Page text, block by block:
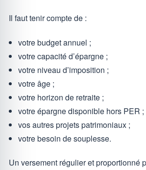
Il faut tenir compte de :
votre budget annuel ;
votre capacité d’épargne ;
votre niveau d’imposition ;
votre âge ;
votre horizon de retraite ;
votre épargne disponible hors PER ;
vos autres projets patrimoniaux ;
votre besoin de souplesse.
Un versement régulier et proportionné